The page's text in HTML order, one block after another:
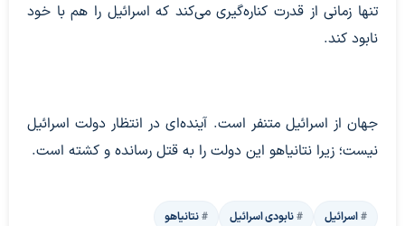
تنها زمانی از قدرت کناره‌گیری می‌کند که اسرائیل را هم با خود
نابود کند.
جهان از اسرائیل متنفر است. آینده‌ای در انتظار دولت اسرائیل
نیست؛ زیرا نتانیاهو این دولت را به قتل رسانده و کشته است.
اسرائیل نابودی اسرائیل نتانیاهو